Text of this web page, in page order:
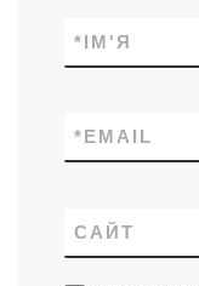
ІМ'Я
*
EMAIL
*
САЙТ